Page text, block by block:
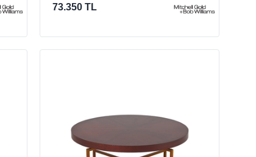
73.350 TL